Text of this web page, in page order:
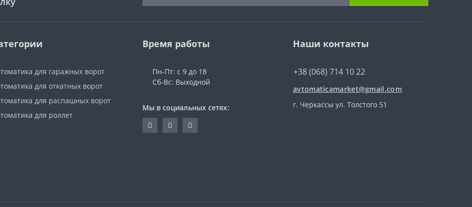
для гаражных ворот
для откатных ворот
для распашных ворот
для роллет
Время работы
Пн-Пт: с 9 до 18
Сб-Вс: Выходной
Мы в социальных сетях:
Наши контакты
+38 (068) 714 10 22
avtomaticamarket@gmail.com
г. Черкассы ул. Толстого 51